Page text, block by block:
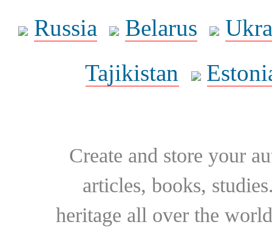
Russia Belarus
Tajikistan
Create and store your
articles, books,
heritage all over the